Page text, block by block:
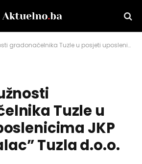
Tuzle u posjeti uposlenicima JKP “Komunalac” Tuzla d.o.o.
Tuzle u
JKP
Tuzla d.o.o.